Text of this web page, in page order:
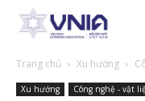
Trang chủ Xu hướng
Xu hướng Công nghệ - vật